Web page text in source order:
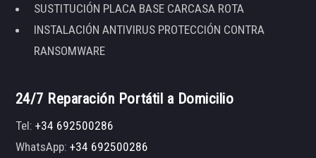
SUSTITUCIÓN PLACA BASE CARCASA ROTA
INSTALACIÓN ANTIVIRUS PROTECCIÓN CONTRA
RANSOMWARE
24/7 Reparación Portátil a Domicilio
Tel:+34 692500286
WhatsApp:+34 692500286